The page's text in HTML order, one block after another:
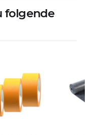
folgende